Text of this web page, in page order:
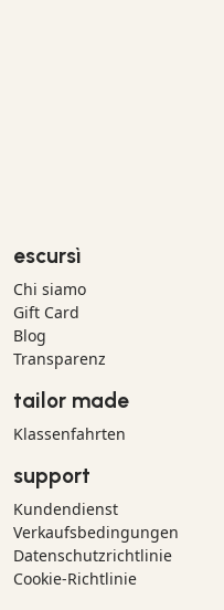
escursì
Chi siamo
Gift Card
Blog
Transparenz
tailor made
Klassenfahrten
support
Kundendienst
Verkaufsbedingungen
Datenschutzrichtlinie
Cookie-Richtlinie